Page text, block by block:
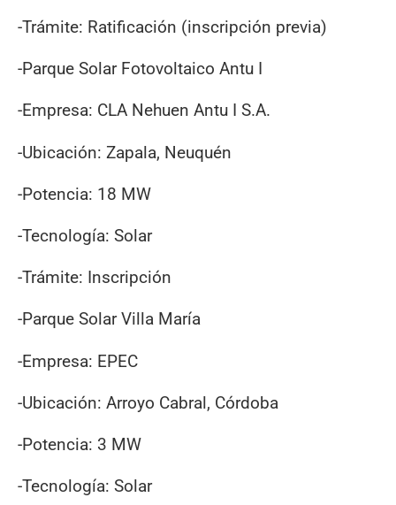
-Trámite: Ratificación (inscripción previa)
-Parque Solar Fotovoltaico Antu I
-Empresa: CLA Nehuen Antu I S.A.
-Ubicación: Zapala, Neuquén
-Potencia: 18 MW
-Tecnología: Solar
-Trámite: Inscripción
-Parque Solar Villa María
-Empresa: EPEC
-Ubicación: Arroyo Cabral, Córdoba
-Potencia: 3 MW
-Tecnología: Solar